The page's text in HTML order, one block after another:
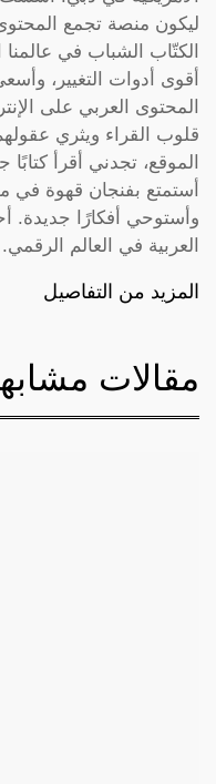
ليكون منصة تجمع
الكتّاب الشباب في
أقوى أدوات التغيير،
المحتوى العربي على
قلوب القراء ويثري
الموقع، تجدني أقرأ
أستمتع بفنجان قهوة في
وأستوحي أفكارًا جديدة.
العربية في العالم الرقمي.
المزيد من التفاصيل
مقالات